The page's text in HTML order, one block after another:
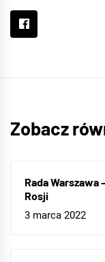
Zobacz
Rada
Rosji
3 marca 2022